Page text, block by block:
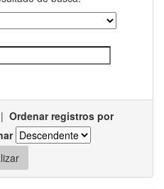
| Ordenar registros por